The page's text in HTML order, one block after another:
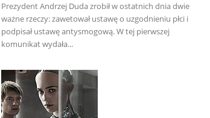
Prezydent Andrzej Duda zrobił w ostatnich dnia dwie
ważne rzeczy: zawetował ustawę o uzgodnieniu płci i
podpisał ustawę antysmogową. W tej pierwszej
komunikat wydała...